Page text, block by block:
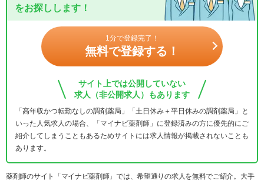
をお探しします！
1分で登録完了！
無料で登録する！
サイト上では公開していない
求人（非公開求人）もあります
「高年収かつ転勤なしの調剤薬局」「土日休み＋平日休みの調剤薬局」と
いった人気求人の場合、「マイナビ薬剤師」に登録済みの方に優先的にご
紹介してしまうこともあるためサイトには求人情報が掲載されないことも
あります。
薬剤師のサイト「マイナビ薬剤師」では、希望通りの求人を無料でご紹介。大手